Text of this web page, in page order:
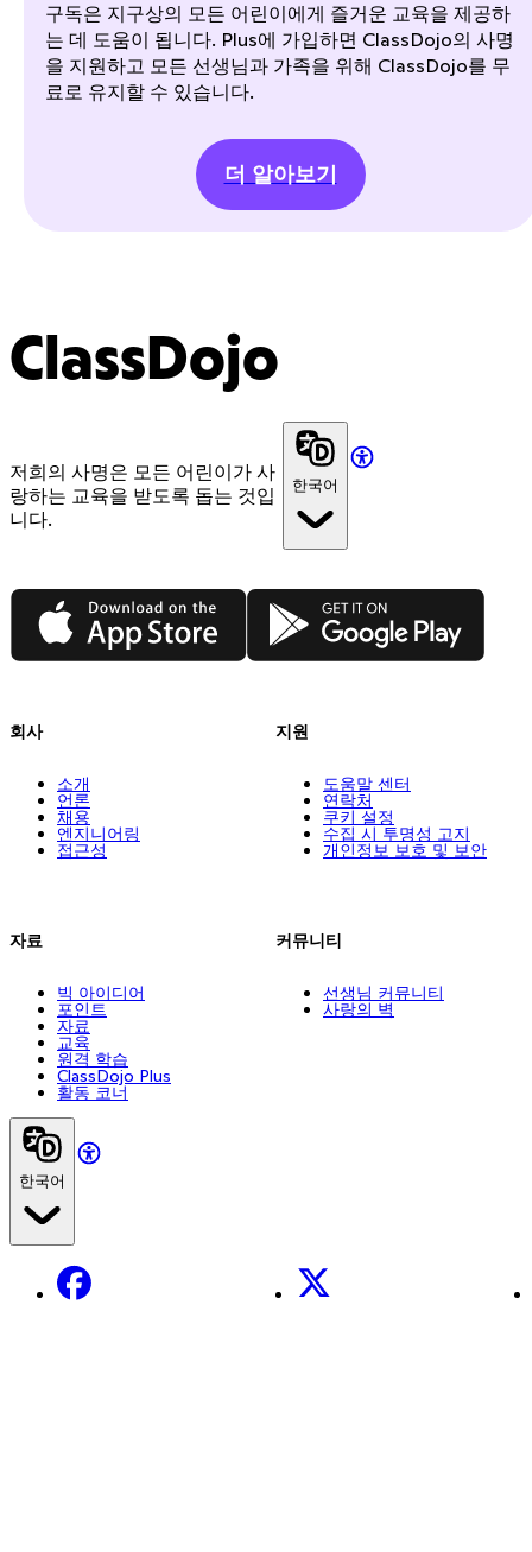
구독은 지구상의 모든 어린이에게 즐거운 교육을 제공하
는 데 도움이 됩니다. Plus에 가입하면 ClassDojo의 사명
을 지원하고 모든 선생님과 가족을 위해 ClassDojo를 무
료로 유지할 수 있습니다.
더 알아보기
ClassDojo
저희의 사명은 모든 어린이가 사
랑하는 교육을 받도록 돕는 것입
니다.
한국어
App Store Google Play
회사
소개
언론
채용
엔지니어링
접근성
자료
빅 아이디어
포인트
자료
교육
원격 학습
ClassDojo Plus
활동 코너
지원
도움말 센터
연락처
쿠키 설정
수집 시 투명성 고지
개인정보 보호 및 보안
커뮤니티
선생님 커뮤니티
사랑의 벽
한국어
Facebook X